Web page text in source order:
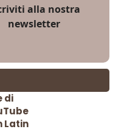
alla nostra
newsletter
di
Latin